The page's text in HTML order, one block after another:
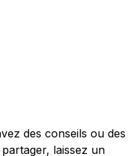
des conseils ou des
laissez un